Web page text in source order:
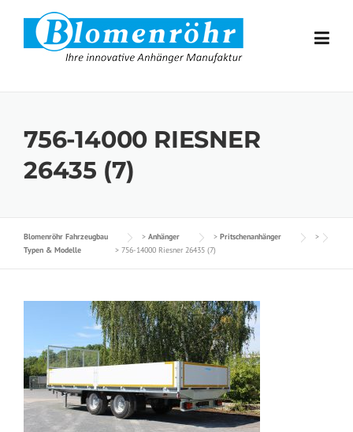
Skip to content
756-14000 RIESNER
26435 (7)
Blomenröhr Fahrzeugbau > Anhänger > Pritschenanhänger
>
Typen & Modelle
> 756-14000 Riesner 26435 (7)